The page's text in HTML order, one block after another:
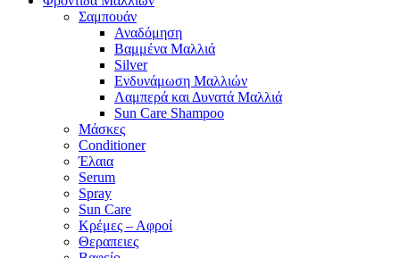
Σαμπουάν
Αναδόμηση
Βαμμένα Μαλλιά
Silver
Ενδυνάμωση Μαλλιών
Λαμπερά και Δυνατά Μαλλιά
Sun Care Shampoo
Μάσκες
Conditioner
Έλαια
Serum
Spray
Sun Care
Κρέμες – Αφροί
Θεραπειες